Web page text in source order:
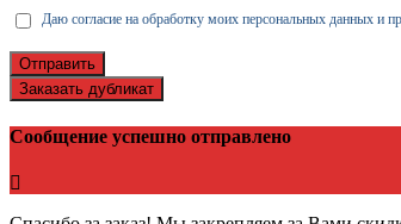
Даю согласие на обработку моих персональных данных и
Отправить
Заказать дубликат
Сообщение успешно отправлено